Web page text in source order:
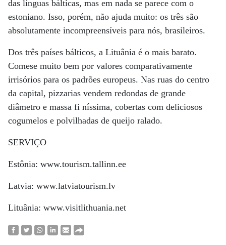
das línguas bálticas, mas em nada se parece com o
estoniano. Isso, porém, não ajuda muito: os três são
absolutamente incompreensíveis para nós, brasileiros.
Dos três países bálticos, a Lituânia é o mais barato.
Comese muito bem por valores comparativamente
irrisórios para os padrões europeus. Nas ruas do centro
da capital, pizzarias vendem redondas de grande
diâmetro e massa fi níssima, cobertas com deliciosos
cogumelos e polvilhadas de queijo ralado.
SERVIÇO
Estônia: www.tourism.tallinn.ee
Latvia: www.latviatourism.lv
Lituânia: www.visitlithuania.net